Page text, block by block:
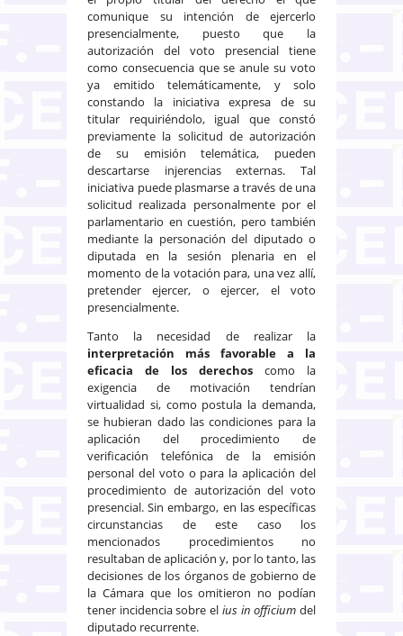
comunique su intención de ejercerlo
presencialmente, puesto que la
autorización del voto presencial tiene
como consecuencia que se anule su voto
ya emitido telemáticamente, y solo
constando la iniciativa expresa de su
titular requiriéndolo, igual que constó
previamente la solicitud de autorización
de su emisión telemática, pueden
descartarse injerencias externas. Tal
iniciativa puede plasmarse a través de una
solicitud realizada personalmente por el
parlamentario en cuestión, pero también
mediante la personación del diputado o
diputada en la sesión plenaria en el
momento de la votación para, una vez allí,
pretender ejercer, o ejercer, el voto
presencialmente.
Tanto la necesidad de realizar la
interpretación más favorable a la
eficacia de los derechos como la
exigencia de motivación tendrían
virtualidad si, como postula la demanda,
se hubieran dado las condiciones para la
aplicación del procedimiento de
verificación telefónica de la emisión
personal del voto o para la aplicación del
procedimiento de autorización del voto
presencial. Sin embargo, en las específicas
circunstancias de este caso los
mencionados procedimientos no
resultaban de aplicación y, por lo tanto, las
decisiones de los órganos de gobierno de
la Cámara que los omitieron no podían
tener incidencia sobre el ius in officium del
diputado recurrente.